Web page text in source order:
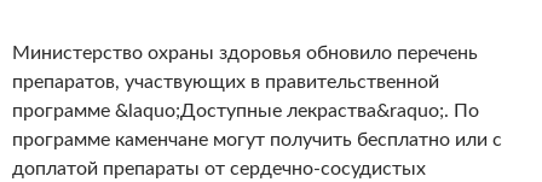
Министерство охраны здоровья обновило перечень
препаратов, участвующих в правительственной
программе &laquo;Доступные лекраства&raquo;. По
программе каменчане могут получить бесплатно или с
доплатой препараты от сердечно-сосудистых